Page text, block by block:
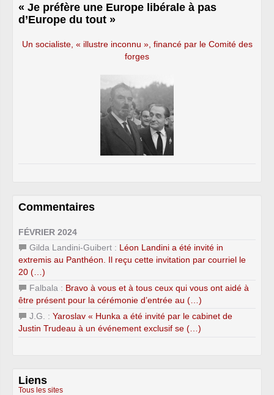
« Je préfère une Europe libérale à pas
d’Europe du tout »
Un socialiste, « illustre inconnu », financé par le Comité des
forges
Commentaires
FÉVRIER 2024
Gilda Landini-Guibert : Léon Landini a été invité in
extremis au Panthéon. Il reçu cette invitation par courriel le
20 (…)
Falbala : Bravo à vous et à tous ceux qui vous ont aidé à
être présent pour la cérémonie d’entrée au (…)
J.G. : Yaroslav « Hunka a été invité par le cabinet de
Justin Trudeau à un événement exclusif se (…)
Liens
Tous les sites